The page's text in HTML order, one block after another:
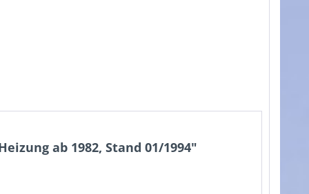
ab 1982, Stand 01/1994"